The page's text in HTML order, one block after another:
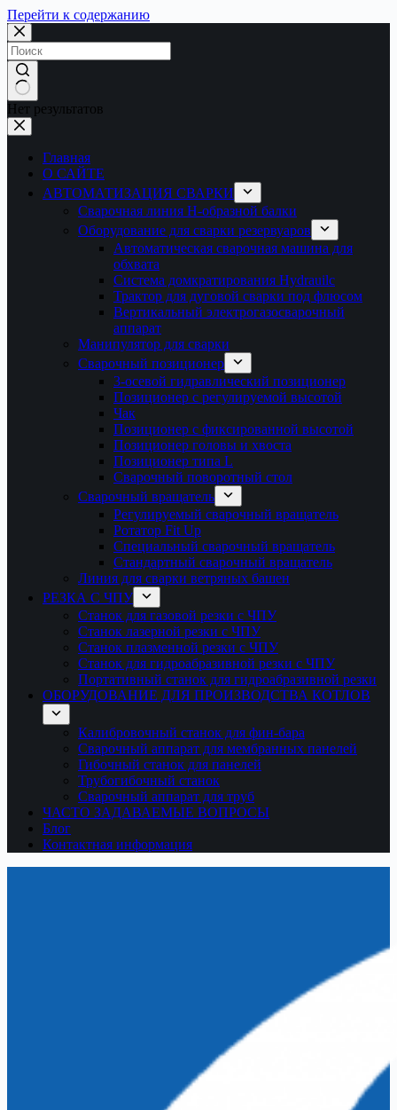
Перейти к содержанию
Нет результатов
Главная
О САЙТЕ
АВТОМАТИЗАЦИЯ СВАРКИ
Сварочная линия H-образной балки
Оборудование для сварки резервуаров
Автоматическая сварочная машина для
обхвата
Система домкратирования Hydrauilc
Трактор для дуговой сварки под флюсом
Вертикальный электрогазосварочный
аппарат
Манипулятор для сварки
Сварочный позиционер
3-осевой гидравлический позиционер
Позиционер с регулируемой высотой
Чак
Позиционер с фиксированной высотой
Позиционер головы и хвоста
Позиционер типа L
Сварочный поворотный стол
Сварочный вращатель
Регулируемый сварочный вращатель
Ротатор Fit Up
Специальный сварочный вращатель
Стандартный сварочный вращатель
Линия для сварки ветряных башен
РЕЗКА С ЧПУ
Станок для газовой резки с ЧПУ
Станок лазерной резки с ЧПУ
Станок плазменной резки с ЧПУ
Станок для гидроабразивной резки с ЧПУ
Портативный станок для гидроабразивной резки
ОБОРУДОВАНИЕ ДЛЯ ПРОИЗВОДСТВА КОТЛОВ
Калибровочный станок для фин-бара
Сварочный аппарат для мембранных панелей
Гибочный станок для панелей
Трубогибочный станок
Сварочный аппарат для труб
ЧАСТО ЗАДАВАЕМЫЕ ВОПРОСЫ
Блог
Контактная информация